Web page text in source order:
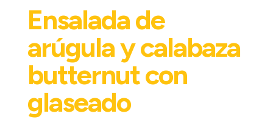
Ensalada de
arúgula y calabaza
butternut con
glaseado